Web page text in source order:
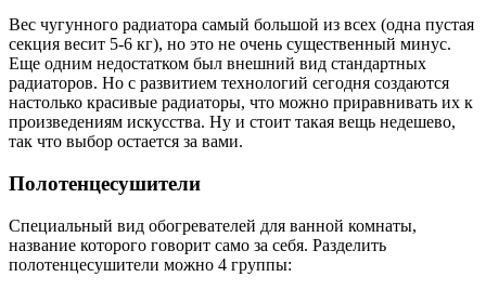
Вес чугунного радиатора самый большой из всех (одна пустая
секция весит 5-6 кг), но это не очень существенный минус.
Еще одним недостатком был внешний вид стандартных
радиаторов. Но с развитием технологий сегодня создаются
настолько красивые радиаторы, что можно приравнивать их к
произведениям искусства. Ну и стоит такая вещь недешево,
так что выбор остается за вами.
Полотенцесушители
Специальный вид обогревателей для ванной комнаты,
название которого говорит само за себя. Разделить
полотенцесушители можно 4 группы: